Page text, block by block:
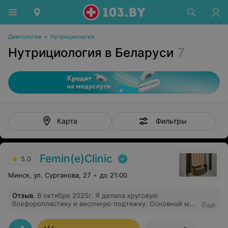
Диетология • Нутрициология
Нутрициология в Беларуси 7
Карта Фильтры
5.0 Femin(e)Clinic
Минск, ул. Сурганова, 27 до 21:00
Отзыв. В октябре 2025г. Я делала круговую
блефоропластику и височную подтяжку. Основной мой
врача и решила доверится Игорю Вячеславовичу.
Еще